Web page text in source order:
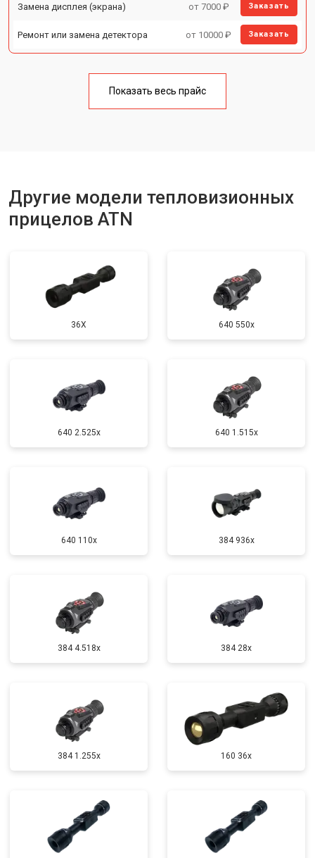
Замена дисплея (экрана) от 7000 ₽ Заказать
Ремонт или замена детектора от 10000 ₽ Заказать
Показать весь прайс
Другие модели тепловизионных
прицелов ATN
36X 640 550x
640 2.525x 640 1.515x
640 110x 384 936x
384 4.518x 384 28x
384 1.255х 160 36x